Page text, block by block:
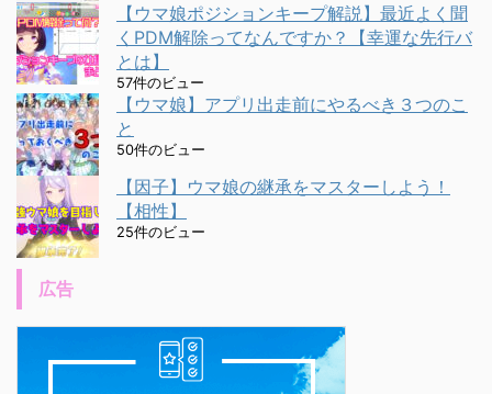
【ウマ娘ポジションキープ解説】最近よく聞
くPDM解除ってなんですか？【幸運な先行バ
とは】
57件のビュー
【ウマ娘】アプリ出走前にやるべき３つのこ
と
50件のビュー
【因子】ウマ娘の継承をマスターしよう！
【相性】
25件のビュー
広告